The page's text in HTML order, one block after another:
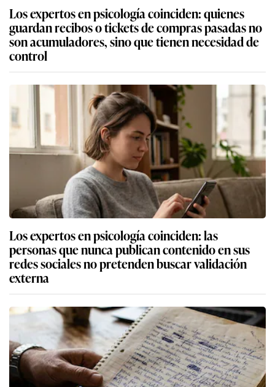
Los expertos en psicología coinciden: quienes
guardan recibos o tickets de compras pasadas no
son acumuladores, sino que tienen necesidad de
control
Los expertos en psicología coinciden: las
personas que nunca publican contenido en sus
redes sociales no pretenden buscar validación
externa